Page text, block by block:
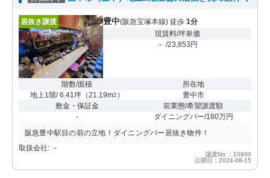
居抜き譲渡 豊中(阪急宝塚本線) 徒歩 1分
現賃料/坪単価
－ /23,853円
階数/面積
地上1階/ 6.41坪（21.19m2 ）
所在地
豊中市
敷金・保証金
-
前業態/希望譲渡額
ダイニングバー/180万円
阪急豊中駅目の前の立地！ダイニングバー居抜き物件！
取扱会社: －
譲渡No.：10930
公開日：2024-08-15